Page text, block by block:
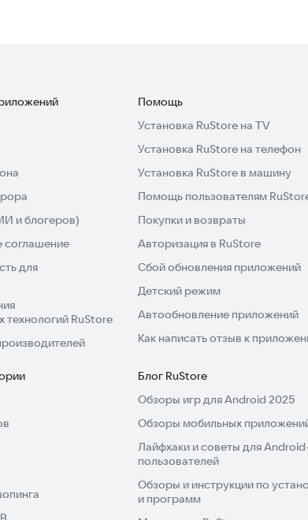
и блогеров)
соглашение
для
технологий RuStore
Помощь
Установка RuStore на TV
Установка RuStore на телефон
Установка RuStore в машину
Помощь пользователям
Покупки и возвраты
Авторизация в RuStore
Сбой обновления приложений
Детский режим
Автообновление приложений
Как написать отзыв к
Блог RuStore
Обзоры игр для Android 2025
Обзоры мобильных
Лайфхаки и советы для
пользователей
Обзоры и инструкции по
и программ